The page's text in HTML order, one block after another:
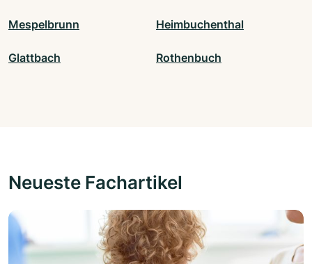
Mespelbrunn Heimbuchenthal
Glattbach Rothenbuch
Neueste Fachartikel